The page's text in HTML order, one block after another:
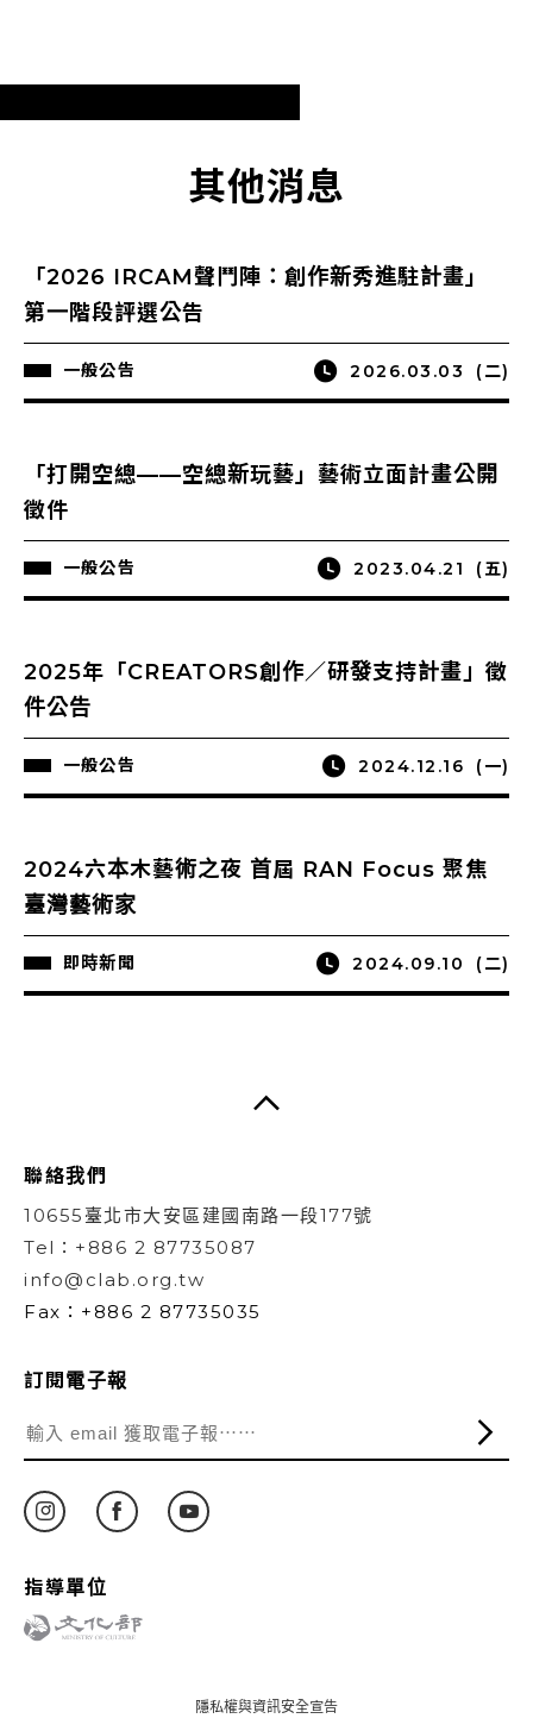
其他消息
「2026 IRCAM聲鬥陣：創作新秀進駐計畫」
第一階段評選公告
一般公告 2026.03.03 (二)
「打開空總——空總新玩藝」藝術立面計畫公開
徵件
一般公告 2023.04.21 (五)
2025年「CREATORS創作／研發支持計畫」徵
件公告
一般公告 2024.12.16 (一)
2024六本木藝術之夜 首屆 RAN Focus 聚焦
臺灣藝術家
即時新聞 2024.09.10 (二)
聯絡我們
10655臺北市大安區建國南路一段177號
Tel：+886 2 87735087
info@clab.org.tw
Fax：+886 2 87735035
訂閱電子報
指導單位
隱私權與資訊安全宣告